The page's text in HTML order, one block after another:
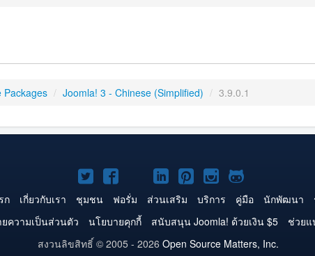
Packages / Joomla! 3 - Chinese (Simplified) / 3.9.0.1
Joomla!
บน
Twitter
Joomla!
บน
Facebook
Joomla!
บน
YouTube
Joomla!
บน
LinkedIn
Joomla!
บน
Pinterest
Joomla!
บน
Instagram
Joomla!
บน
GitHub
ก เกี่ยวกับเรา ชุมชน ฟอรั่ม ส่วนเสริม บริการ คู่มือ นักพัฒนา
ความเป็นส่วนตัว นโยบายคุกกี้ สนับสนุน Joomla! ด้วยเงิน $5 ช่วยแ
สงวนลิขสิทธิ์ © 2005 - 2026 Open Source Matters, Inc.